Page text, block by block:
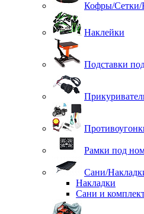
Кофры/Сетки/
Наклейки
Подставки
Рамки под
Сани/
Накладки
Сани и